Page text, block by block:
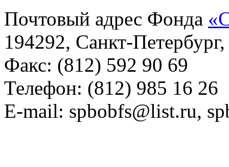
Почтовый адрес Фонда
194292, Санкт-
Факс: (812) 592 90 69
Телефон: (812) 985 16 26
E-mail: spbobfs@list.ru,